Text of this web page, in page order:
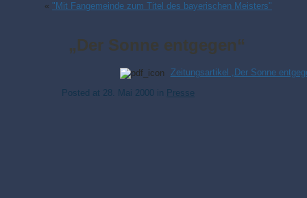
« "Mit Fangemeinde zum Titel des bayerischen Meisters"
„Der Sonne entgegen“
Zeitungsartikel „Der Sonne
Posted at 28. Mai 2000 in Presse